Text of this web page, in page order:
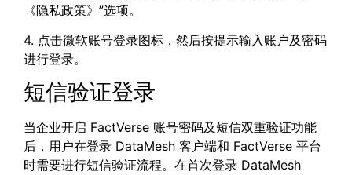
《隐私政策》”选项。
4. 点击微软账号登录图标，然后按提示输入账户及密码
进行登录。
短信验证登录
当企业开启 FactVerse 账号密码及短信双重验证功能
后，用户在登录 DataMesh 客户端和 FactVerse 平台
时需要进行短信验证流程。在首次登录 DataMesh